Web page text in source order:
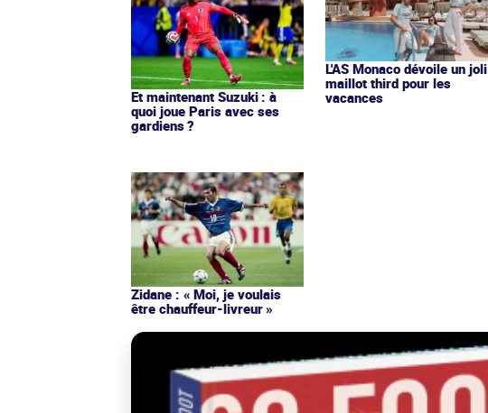
Et maintenant Suzuki : à
quoi joue Paris avec ses
gardiens ?
L'AS Monaco dévoile un joli
maillot third pour les
vacances
Zidane : « Moi, je voulais
être chauffeur-livreur »